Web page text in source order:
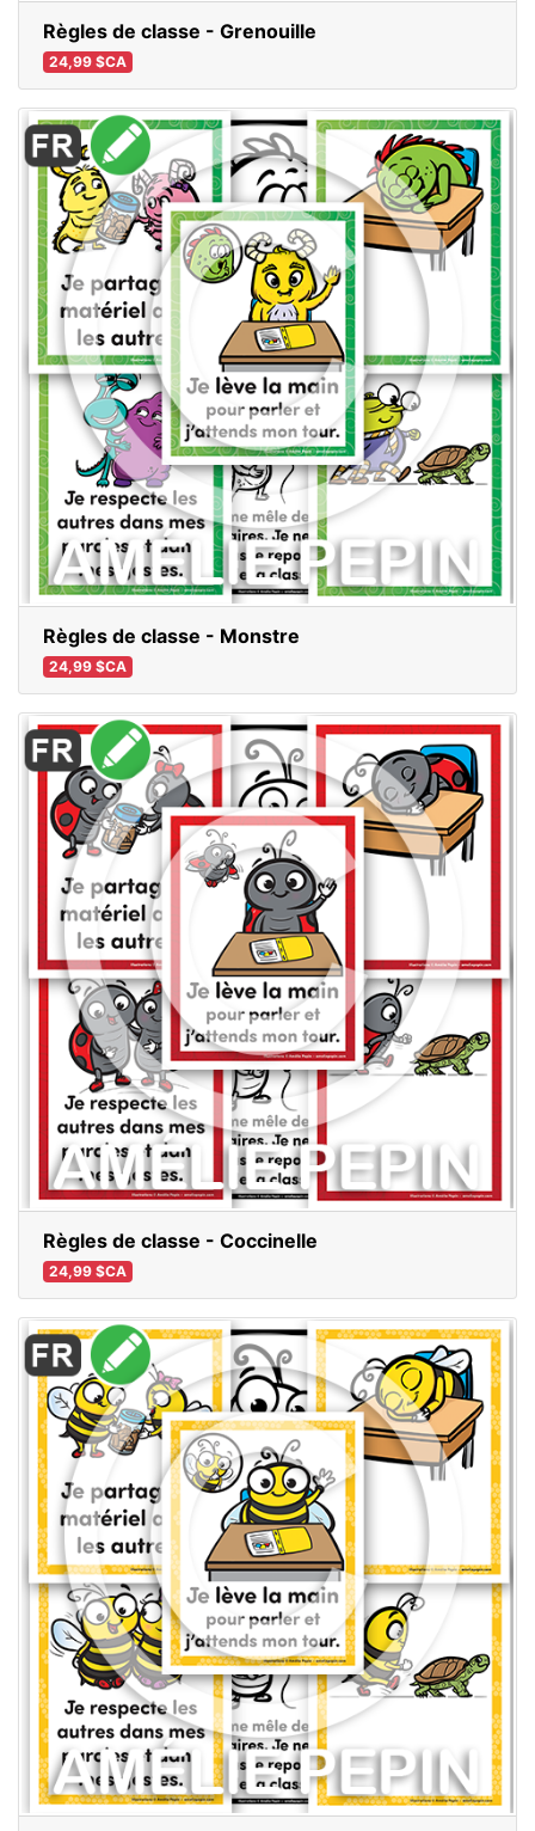
Règles de classe - Grenouille
24,99 $CA
Règles de classe - Monstre
24,99 $CA
Règles de classe - Coccinelle
24,99 $CA